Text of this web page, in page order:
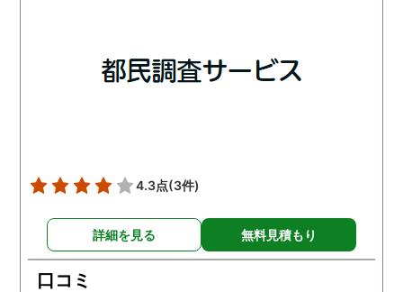
拠を手に入れることができ
れました。調査の結果、
す。探偵の説明は全て調
報告書にも書かれており
写真を確認することもで
4.3点(3件)
詳細を見る 無料見積もり
口コミ